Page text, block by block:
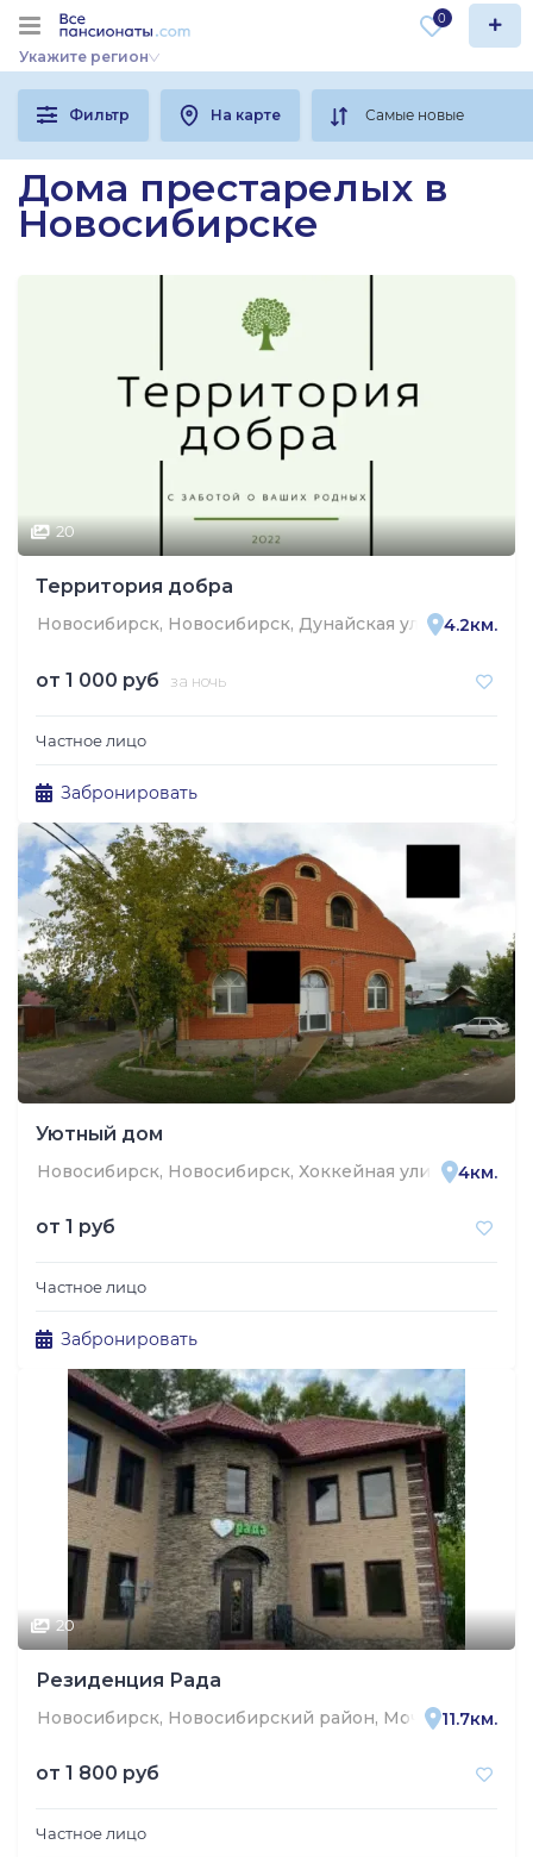
Укажите регион
0
Фильтр На карте
Дома престарелых в
Новосибирске
20
Территория добра
Новосибирск, Новосибирск, Дунайская улица, 13
4.2км.
от 1 000 руб за ночь
Частное лицо
Забронировать
Уютный дом
Новосибирск, Новосибирск, Хоккейная улица, 24км.
от 1 руб
Частное лицо
Забронировать
20
Резиденция Рада
Новосибирск, Новосибирский район, Мочищенский
11.7км.
от 1 800 руб
Частное лицо